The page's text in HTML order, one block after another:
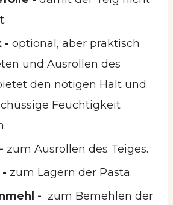
- optional, aber praktisch
und Ausrollen des
den nötigen Halt und
Feuchtigkeit
zum Ausrollen des Teiges.
zum Lagern der Pasta.
- zum Bemehlen der